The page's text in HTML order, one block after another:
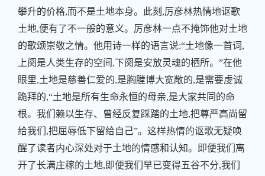
攀升的价格,而不是土地本身。此刻,厉彦林热情地讴歌
土地,便有了不一般的意义。厉彦林一点不掩饰他对土地
的歌颂崇敬之情。他用诗一样的语言说:“土地像一首词,
上阕是人类生存的空间,下阕是安放灵魂的栖所。”在他
眼里,土地是慈善仁爱的,是胸膛博大宽敞的,是需要虔诚
跪拜的,“土地是所有生命永恒的母亲,是大家共同的命
根。我们赖以生存、曾经反复踩踏的土地,把尊严高尚留
给我们,把屈辱低下留给自己”。这样热情的讴歌无疑唤
醒了读者内心深处对于土地的情感和认知。即便我们离
开了长满庄稼的土地,即便我们早已变得五谷不分,我们